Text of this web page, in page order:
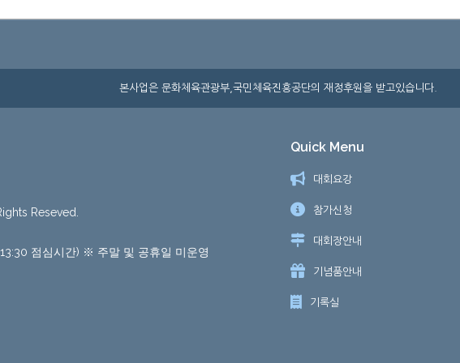
본사업은 문화체육관광부,국민체육진흥공단의 재정후원을 받고있습니다.
Reseved.
점심시간) ※ 주말 및 공휴일 미운영
Quick Menu
대회요강
참가신청
대회장안내
기념품안내
기록실